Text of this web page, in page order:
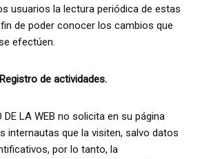
usuarios la lectura periódica de estas
de poder conocer los cambios que
efectúen.
de actividades.
DE LA WEB no solicita en su página
internautas que la visiten, salvo datos
por lo tanto, la